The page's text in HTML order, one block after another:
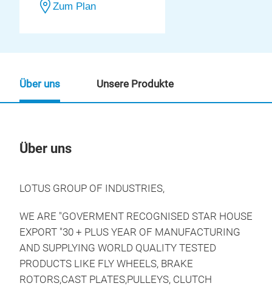
Zum Plan
Über uns
LOTUS GROUP OF INDUSTRIES,
WE ARE "GOVERMENT RECOGNISED STAR HOUSE
EXPORT "30 + PLUS YEAR OF MANUFACTURING
AND SUPPLYING WORLD QUALITY TESTED
PRODUCTS LIKE FLY WHEELS, BRAKE
ROTORS,CAST PLATES,PULLEYS, CLUTCH
Über uns Unsere Produkte